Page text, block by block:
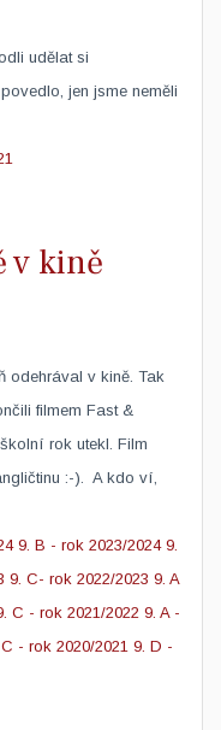
udělat si
jen jsme neměli
v kině
odehrával v kině. Tak
filmem Fast &
rok utekl. Film
:-). A kdo ví,
9. B - rok 2023/2024 9.
9. C- rok 2022/2023 9. A
C - rok 2021/2022 9. A -
- rok 2020/2021 9. D -